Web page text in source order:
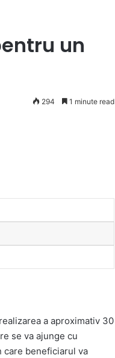
un
294 1 minute read
a aproximativ 30
se va ajunge cu
care beneficiarul va